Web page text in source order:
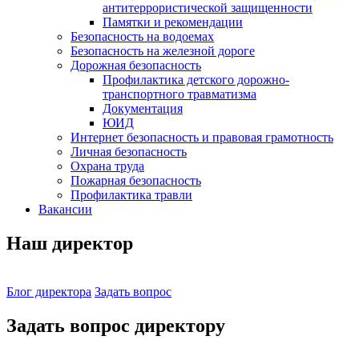
антитеррористической защищенности
Памятки и рекомендации
Безопасность на водоемах
Безопасность на железной дороге
Дорожная безопасность
Профилактика детского дорожно-
транспортного травматизма
Документация
ЮИД
Интернет безопасность и правовая грамотность
Личная безопасность
Охрана труда
Пожарная безопасность
Профилактика травли
Вакансии
Наш директор
Блог директора Задать вопрос
Задать вопрос директору